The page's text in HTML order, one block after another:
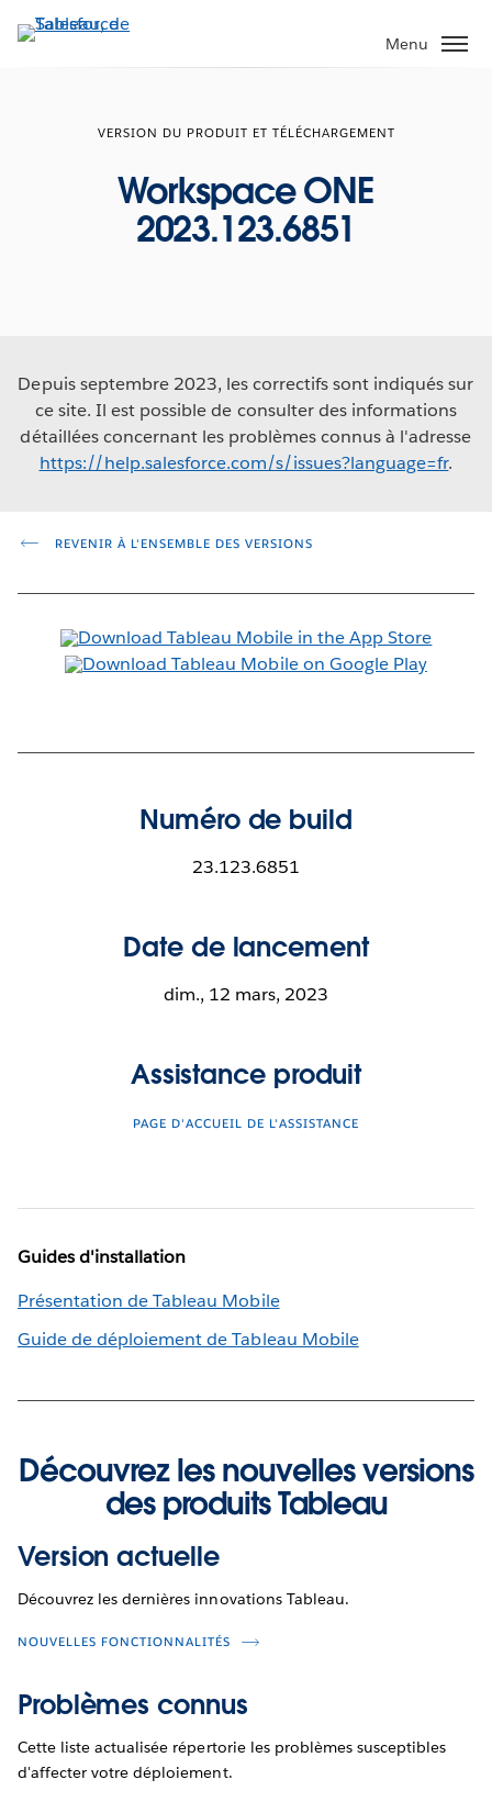
Aller
au
Menu
VERSION DU PRODUIT ET TÉLÉCHARGEMENT
Workspace ONE
2023.123.6851
Depuis septembre 2023, les correctifs sont indiqués sur
ce site. Il est possible de consulter des informations
détaillées concernant les problèmes connus à l'adresse
https://help.salesforce.com/s/issues?language=fr.
REVENIR À L'ENSEMBLE DES VERSIONS
Numéro de build
23.123.6851
Date de lancement
dim., 12 mars, 2023
Assistance produit
PAGE D'ACCUEIL DE L'ASSISTANCE
Guides d'installation
Présentation de Tableau Mobile
Guide de déploiement de Tableau Mobile
Découvrez les nouvelles versions
des produits Tableau
Version actuelle
Découvrez les dernières innovations Tableau.
NOUVELLES FONCTIONNALITÉS
Problèmes connus
Cette liste actualisée répertorie les problèmes susceptibles
d'affecter votre déploiement.